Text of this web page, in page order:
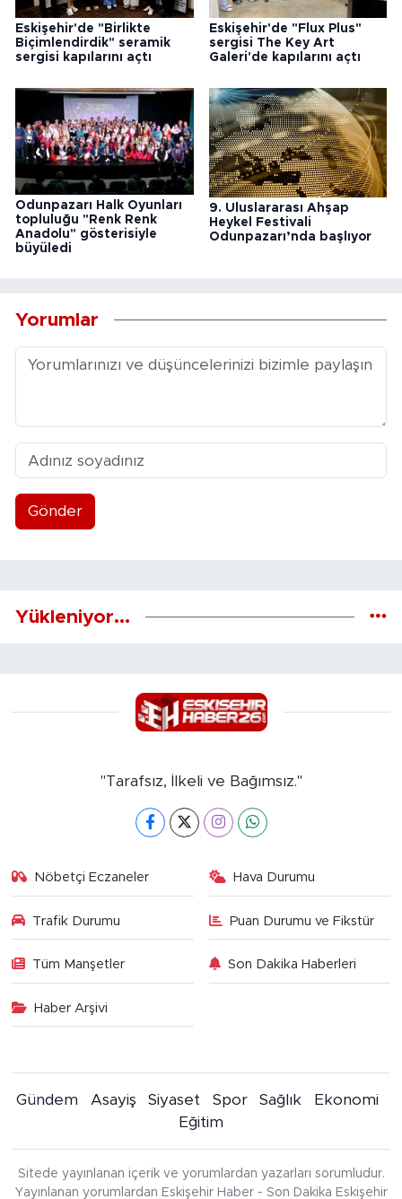
Eskişehir'de "Birlikte
Biçimlendirdik" seramik
sergisi kapılarını açtı
Eskişehir'de "Flux Plus"
sergisi The Key Art
Galeri'de kapılarını açtı
Odunpazarı Halk Oyunları
topluluğu "Renk Renk
Anadolu" gösterisiyle
büyüledi
9. Uluslararası Ahşap
Heykel Festivali
Odunpazarı’nda başlıyor
Yorumlar
Gönder
Yükleniyor...
"Tarafsız, İlkeli ve Bağımsız."
Nöbetçi Eczaneler Hava Durumu
Trafik Durumu Puan Durumu ve Fikstür
Tüm Manşetler Son Dakika Haberleri
Haber Arşivi
Gündem Asayiş Siyaset Spor Sağlık
Ekonomi
Eğitim
Sitede yayınlanan içerik ve yorumlardan yazarları sorumludur.
Yayınlanan yorumlardan Eskişehir Haber - Son Dakika Eskişehir